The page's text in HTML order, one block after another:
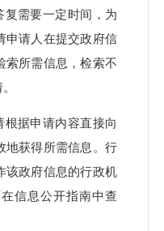
复需要一定时间，为
申请人在提交政府信
索所需信息，检索不
据申请内容直接向
地获得所需信息。行
该政府信息的行政机
信息公开指南中查